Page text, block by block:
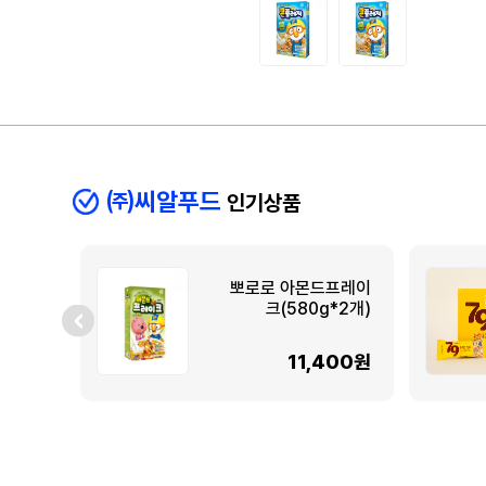
㈜씨알푸드 인기상품
뽀로로 아몬드프레이
크(580g*2개)
11,400원